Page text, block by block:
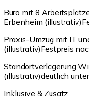
Büro mit 8
Erbenheim (illustrativ)
Praxis-Umzug mit IT
(illustrativ)Festpreis
Standortverlagerung
(illustrativ)deutlich
Inklusive & Zusatz